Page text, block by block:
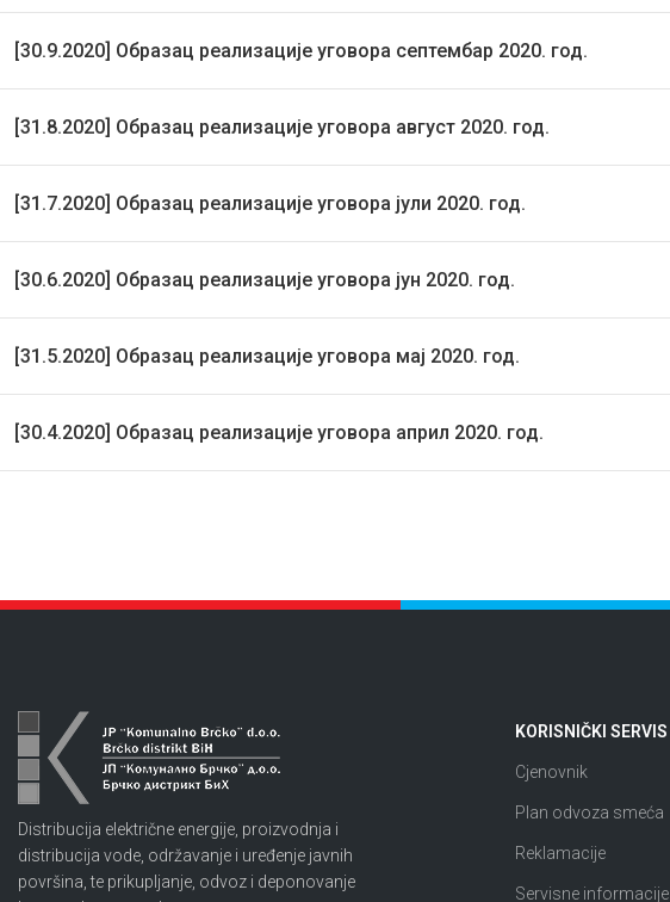
[30.9.2020] Образац реализације уговора септембар 2020. год.
[31.8.2020] Образац реализације уговора август 2020. год.
[31.7.2020] Образац реализације уговора јули 2020. год.
[30.6.2020] Образац реализације уговора јун 2020. год.
[31.5.2020] Образац реализације уговора мај 2020. год.
[30.4.2020] Образац реализације уговора април 2020. год.
Distribucija električne energije, proizvodnja i
distribucija vode, održavanje i uređenje javnih
površina, te prikupljanje, odvoz i deponovanje
KORISNIČKI SERVIS
Cjenovnik
Plan odvoza smeća
Reklamacije
Servisne informacije